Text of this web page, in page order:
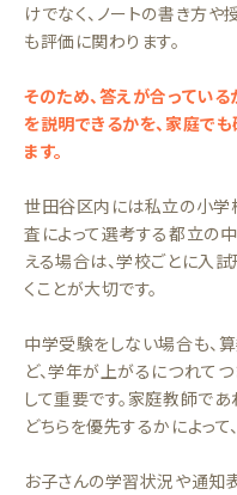
けでなく、ノートの書き方
も評価に関わります。
そのため、答えが合ってい
を説明できるかを、家庭で
ます。
世田谷区内には私立の小学
査によって選考する都立の
える場合は、学校ごとに入
くことが大切です。
中学受験をしない場合も、
ど、学年が上がるにつれて
して重要です。家庭教師で
どちらを優先するかによって
お子さんの学習状況や通知